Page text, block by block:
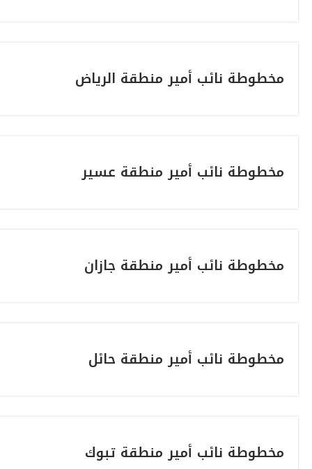
مخطوطة نائب أمير منطقة الرياض
مخطوطة نائب أمير منطقة عسير
مخطوطة نائب أمير منطقة جازان
مخطوطة نائب أمير منطقة حائل
مخطوطة نائب أمير منطقة تبوك